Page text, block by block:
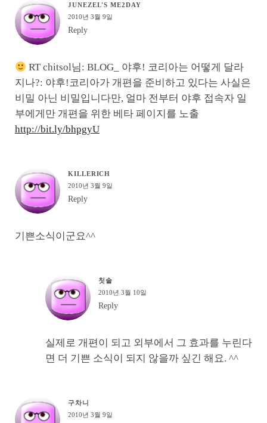
JUNEZEL'S ME2DAY
2010년 3월 9일
Reply
RT chitsol님: BLOG_ 야후! 코리아는 어떻게 달라
지나?: 야후!코리아가 개편을 준비하고 있다는 사실은
비밀 아닌 비밀입니다만, 얼마 전부터 야후 접속자 일
부에게만 개편을 위한 베타 페이지를 노출
http://bit.ly/bhpgyU
KILLERICH
2010년 3월 9일
Reply
기쁜소식이군요^^
칫솔
2010년 3월 10일
Reply
실제로 개편이 되고 외부에서 그 효과를 누린다
면 더 기쁜 소식이 되지 않을까 싶긴 해요. ^^
구차니
2010년 3월 9일